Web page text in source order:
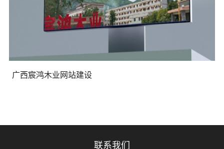
广西宸鸿木业网站建设
联系我们